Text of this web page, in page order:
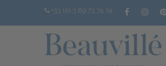
+33 (0) 3 89 73 74 74